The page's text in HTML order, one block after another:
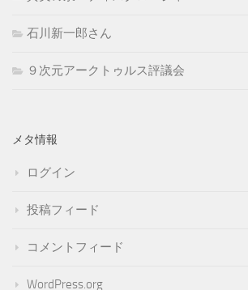
石川新一郎さん
９次元アークトゥルス評議会
メタ情報
ログイン
投稿フィード
コメントフィード
WordPress.org